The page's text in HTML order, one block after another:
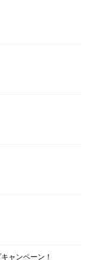
ャンペーン！